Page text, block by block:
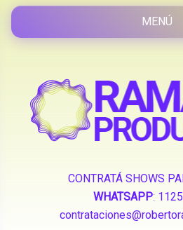
CONTRATÁ SHOWS
WHATSAPP: